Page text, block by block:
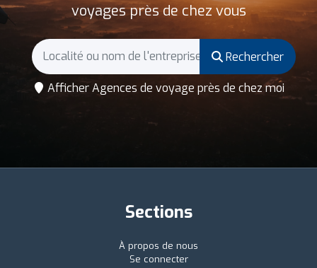
voyages près de chez vous
Rechercher
Afficher Agences de voyage près de chez moi
Sections
À propos de nous
Se connecter